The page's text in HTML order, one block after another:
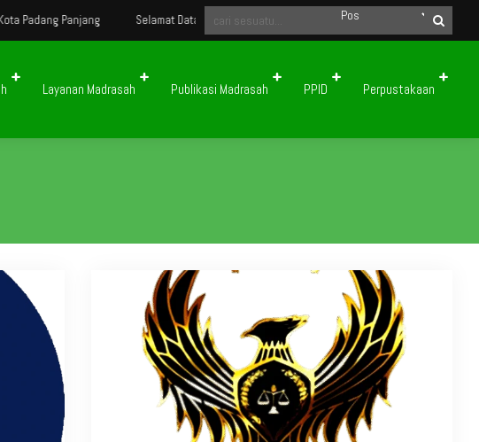
Panjang Selamat Datang di Website Resmi Madrasah Aliyah Negeri 2 Kota Padang
Layanan Madrasah Publikasi Madrasah PPID Perpustakaan